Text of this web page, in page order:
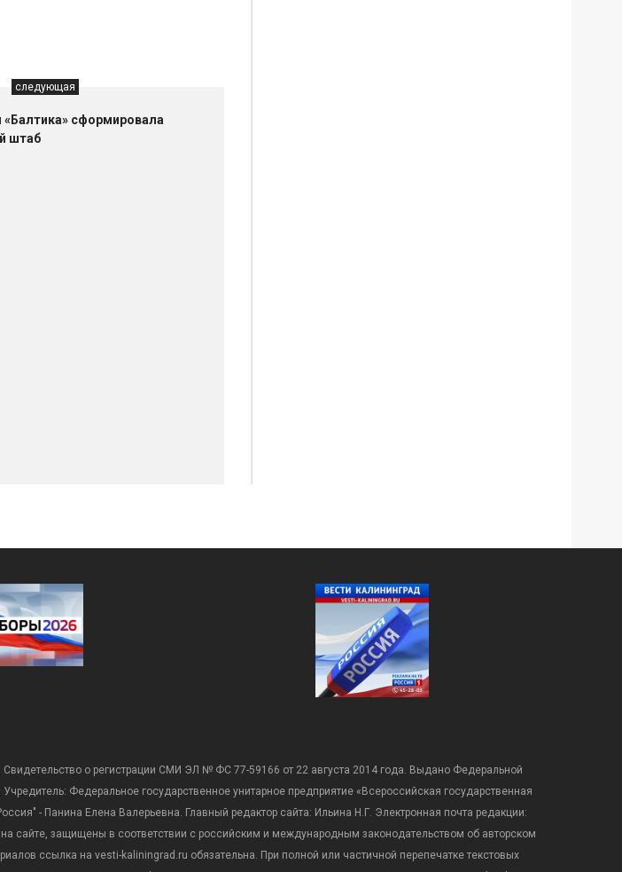
следующая
«Балтика» сформировала
штаб
о регистрации СМИ ЭЛ № ФС 77-59166 от 22 августа 2014 года. Выдано Федеральной
Федеральное государственное унитарное предприятие «Всероссийская государственная
- Панина Елена Валерьевна. Главный редактор сайта: Ильина Н.Г. Электронная почта редакции:
сайте, защищены в соответствии с российским и международным законодательством об авторском
ссылка на vesti-kaliningrad.ru обязательна. При полной или частичной перепечатке текстовых